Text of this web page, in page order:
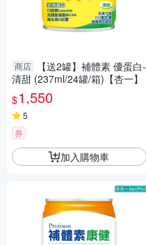
商店
【送2罐】補體素 優蛋白-
清甜 (237ml/24罐/箱)【杏一】
$1,550
5
券
加入購物車